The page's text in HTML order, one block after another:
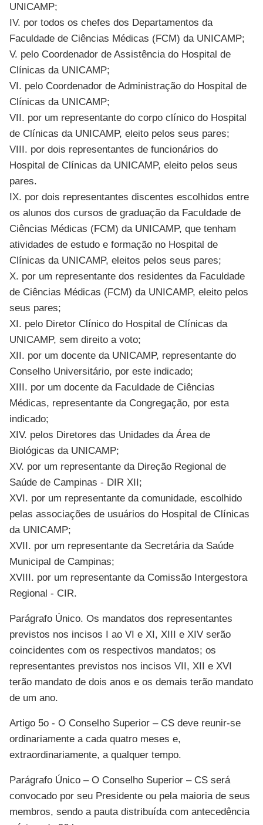
UNICAMP;
IV. por todos os chefes dos Departamentos da
Faculdade de Ciências Médicas (FCM) da UNICAMP;
V. pelo Coordenador de Assistência do Hospital de
Clínicas da UNICAMP;
VI. pelo Coordenador de Administração do Hospital de
Clínicas da UNICAMP;
VII. por um representante do corpo clínico do Hospital
de Clínicas da UNICAMP, eleito pelos seus pares;
VIII. por dois representantes de funcionários do
Hospital de Clínicas da UNICAMP, eleito pelos seus
pares.
IX. por dois representantes discentes escolhidos entre
os alunos dos cursos de graduação da Faculdade de
Ciências Médicas (FCM) da UNICAMP, que tenham
atividades de estudo e formação no Hospital de
Clínicas da UNICAMP, eleitos pelos seus pares;
X. por um representante dos residentes da Faculdade
de Ciências Médicas (FCM) da UNICAMP, eleito pelos
seus pares;
XI. pelo Diretor Clínico do Hospital de Clínicas da
UNICAMP, sem direito a voto;
XII. por um docente da UNICAMP, representante do
Conselho Universitário, por este indicado;
XIII. por um docente da Faculdade de Ciências
Médicas, representante da Congregação, por esta
indicado;
XIV. pelos Diretores das Unidades da Área de
Biológicas da UNICAMP;
XV. por um representante da Direção Regional de
Saúde de Campinas - DIR XII;
XVI. por um representante da comunidade, escolhido
pelas associações de usuários do Hospital de Clínicas
da UNICAMP;
XVII. por um representante da Secretária da Saúde
Municipal de Campinas;
XVIII. por um representante da Comissão Intergestora
Regional - CIR.
Parágrafo Único. Os mandatos dos representantes
previstos nos incisos I ao VI e XI, XIII e XIV serão
coincidentes com os respectivos mandatos; os
representantes previstos nos incisos VII, XII e XVI
terão mandato de dois anos e os demais terão mandato
de um ano.
Artigo 5o - O Conselho Superior – CS deve reunir-se
ordinariamente a cada quatro meses e,
extraordinariamente, a qualquer tempo.
Parágrafo Único – O Conselho Superior – CS será
convocado por seu Presidente ou pela maioria de seus
membros, sendo a pauta distribuída com antecedência